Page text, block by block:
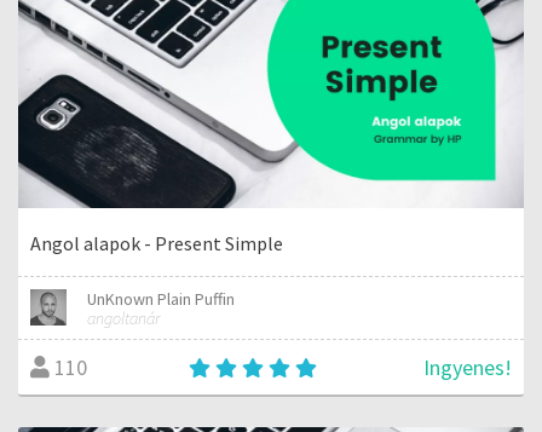
Angol alapok - Present Simple
UnKnown Plain Puffin
angoltanár
110 Ingyenes!